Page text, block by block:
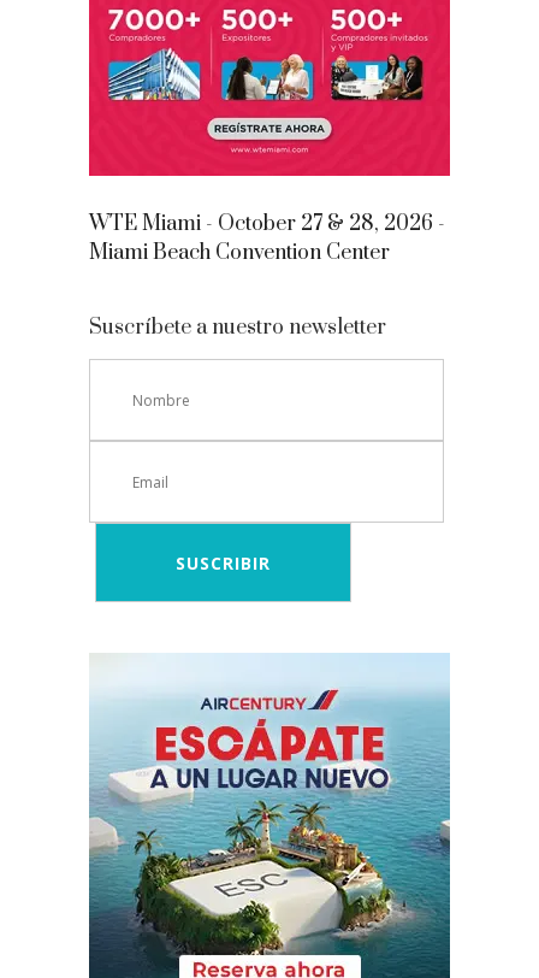
WTE Miami - October 27 & 28, 2026 -
Miami Beach Convention Center
Suscríbete a nuestro newsletter